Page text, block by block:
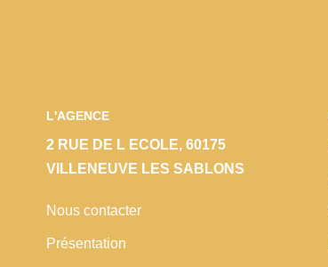
L'AGENCE
2 RUE DE L ECOLE, 60175
VILLENEUVE LES SABLONS
Nous contacter
Présentation